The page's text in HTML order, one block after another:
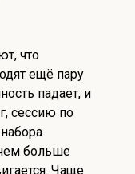
что
ещё пару
падает, и
сессию по
больше
Чаще